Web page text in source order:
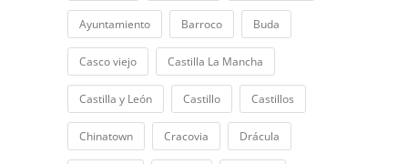
Ayuntamiento Barroco Buda
Casco viejo Castilla La Mancha
Castilla y León Castillo Castillos
Chinatown Cracovia Drácula